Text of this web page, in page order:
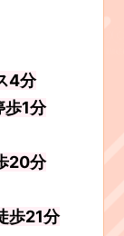
4分
歩1分
20分
歩21分